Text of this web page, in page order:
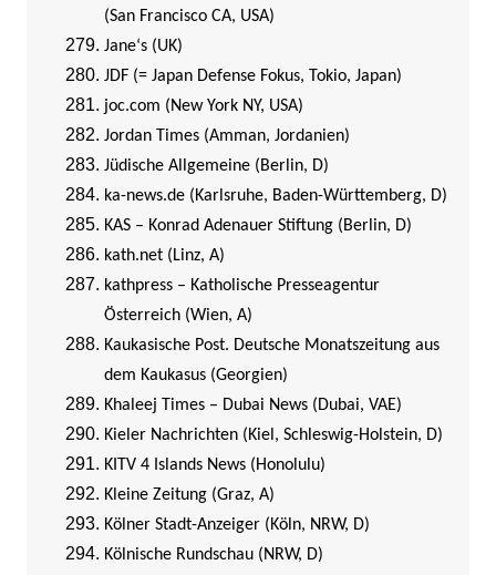
(San Francisco CA, USA)
Jane‘s (UK)
JDF (= Japan Defense Fokus, Tokio, Japan)
joc.com (New York NY, USA)
Jordan Times (Amman, Jordanien)
Jüdische Allgemeine (Berlin, D)
ka-news.de (Karlsruhe, Baden-Württemberg, D)
KAS – Konrad Adenauer Stiftung (Berlin, D)
kath.net (Linz, A)
kathpress – Katholische Presseagentur
Österreich (Wien, A)
Kaukasische Post. Deutsche Monatszeitung aus
dem Kaukasus (Georgien)
Khaleej Times – Dubai News (Dubai, VAE)
Kieler Nachrichten (Kiel, Schleswig-Holstein, D)
KITV 4 Islands News (Honolulu)
Kleine Zeitung (Graz, A)
Kölner Stadt-Anzeiger (Köln, NRW, D)
Kölnische Rundschau (NRW, D)